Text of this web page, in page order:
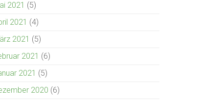
2021 (5)
2021 (4)
2021 (5)
2021 (6)
2021 (5)
2020 (6)